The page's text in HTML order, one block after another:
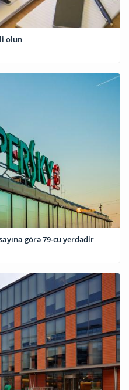
olun
görə 79-cu yerdədir